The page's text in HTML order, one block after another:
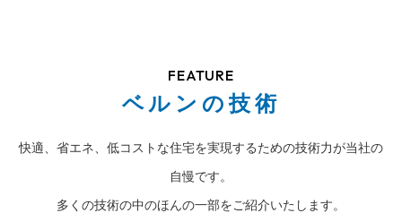
FEATURE
ベルンの技術
快適、省エネ、低コストな住宅を実現するための技術力が当社の
自慢です。
多くの技術の中のほんの一部をご紹介いたします。